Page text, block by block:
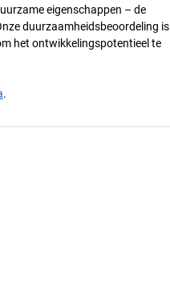
eigenschappen – de
duurzaamheidsbeoordeling is
het ontwikkelingspotentieel te
.